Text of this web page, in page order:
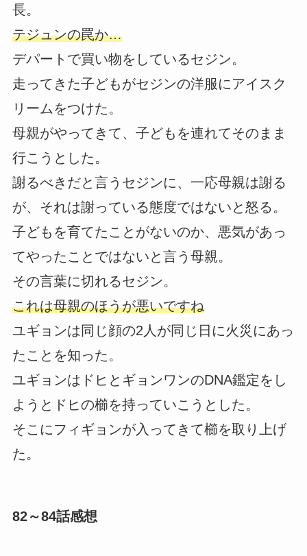
長。
テジュンの罠か…
デパートで買い物をしているセジン。
走ってきた子どもがセジンの洋服にアイスク
リームをつけた。
母親がやってきて、子どもを連れてそのまま
行こうとした。
謝るべきだと言うセジンに、一応母親は謝る
が、それは謝っている態度ではないと怒る。
子どもを育てたことがないのか、悪気があっ
てやったことではないと言う母親。
その言葉に切れるセジン。
これは母親のほうが悪いですね
ユギョンは同じ顔の2人が同じ日に火災にあっ
たことを知った。
ユギョンはドヒとギョンワンのDNA鑑定をし
ようとドヒの櫛を持っていこうとした。
そこにフィギョンが入ってきて櫛を取り上げ
た。
82～84話感想